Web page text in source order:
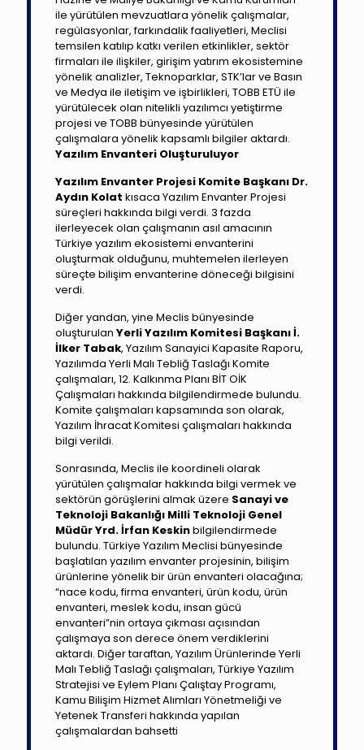
ile yürütülen mevzuatlara yönelik çalışmalar,
regülasyonlar, farkındalik faaliyetleri, Meclisi
temsilen katılıp katkı verilen etkinlikler, sektör
firmaları ile ilişkiler, girişim yatırım ekosistemine
yönelik analizler, Teknoparklar, STK’lar ve Basın
ve Medya ile iletişim ve işbirlikleri, TOBB ETÜ ile
yürütülecek olan nitelikli yazılımcı yetiştirme
projesi ve TOBB bünyesinde yürütülen
çalışmalara yönelik kapsamlı bilgiler aktardı.
Yazılım Envanteri Oluşturuluyor
Yazılım Envanter Projesi Komite Başkanı Dr.
Aydın Kolat kısaca Yazılım Envanter Projesi
süreçleri hakkında bilgi verdi. 3 fazda
ilerleyecek olan çalışmanın asıl amacının
Türkiye yazılım ekosistemi envanterini
oluşturmak olduğunu, muhtemelen ilerleyen
süreçte bilişim envanterine döneceği bilgisini
verdi.
Diğer yandan, yine Meclis bünyesinde
oluşturulan Yerli Yazılım Komitesi Başkanı İ.
İlker Tabak, Yazılım Sanayici Kapasite Raporu,
Yazılımda Yerli Malı Tebliğ Taslağı Komite
çalışmaları, 12. Kalkınma Planı BİT OİK
Çalışmaları hakkında bilgilendirmede bulundu.
Komite çalışmaları kapsamında son olarak,
Yazılım İhracat Komitesi çalışmaları hakkında
bilgi verildi.
Sonrasında, Meclis ile koordineli olarak
yürütülen çalışmalar hakkında bilgi vermek ve
sektörün görüşlerini almak üzere Sanayi ve
Teknoloji Bakanlığı Milli Teknoloji Genel
Müdür Yrd. İrfan Keskinbilgilendirmede
bulundu. Türkiye Yazılım Meclisi bünyesinde
başlatılan yazılım envanter projesinin, bilişim
ürünlerine yönelik bir ürün envanteri olacağına;
“nace kodu, firma envanteri, ürün kodu, ürün
envanteri, meslek kodu, insan gücü
envanteri”nin ortaya çıkması açısından
çalışmaya son derece önem verdiklerini
aktardı. Diğer taraftan, Yazılım Ürünlerinde Yerli
Malı Tebliğ Taslağı çalışmaları, Türkiye Yazılım
Stratejisi ve Eylem Planı Çalıştay Programı,
Kamu Bilişim Hizmet Alımları Yönetmeliği ve
Yetenek Transferi hakkında yapılan
çalışmalardan bahsetti